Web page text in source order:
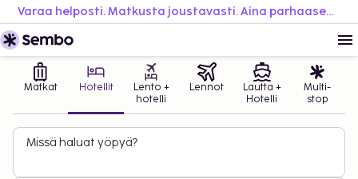
Varaa helposti. Matkusta joustavasti. Aina parhaaseen hintaan.
Matkat Hotellit
Lento +
hotelli
Lennot
Lautta +
Hotelli
Multi-
stop
Missä haluat yöpyä?